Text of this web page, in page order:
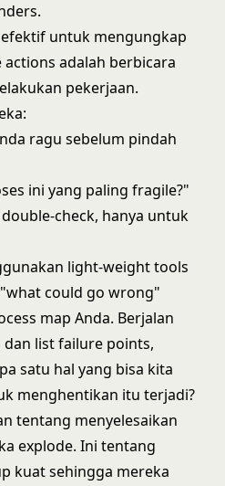
untuk mengungkap
adalah berbicara
pekerjaan.
ragu sebelum pindah
ini yang paling fragile?"
check, hanya untuk
light-weight tools
could go wrong"
map Anda. Berjalan
list failure points,
satu hal yang bisa kita
menghentikan itu terjadi?
tentang menyelesaikan
explode. Ini tentang
kuat sehingga mereka